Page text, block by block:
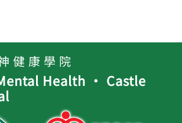
健 康 學 院
Health ‧ Castle